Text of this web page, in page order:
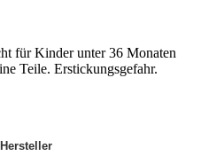
für Kinder unter 36 Monaten
Teile. Erstickungsgefahr.
Hersteller